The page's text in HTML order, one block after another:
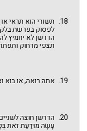
תשורי הוא תראי
לפסוק בפרשת
הדרשן לא יחמיץ
תצפי מרחוק
אתה רואה, או בוא
הדרשן חוצה
עָשָׂה מוּדַעַת זֹאת